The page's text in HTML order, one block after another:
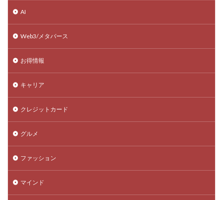
AI
Web3/メタバース
お得情報
キャリア
クレジットカード
グルメ
ファッション
マインド